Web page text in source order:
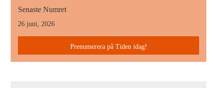
Senaste Numret
26 juni, 2026
Prenumerera på Tiden idag!